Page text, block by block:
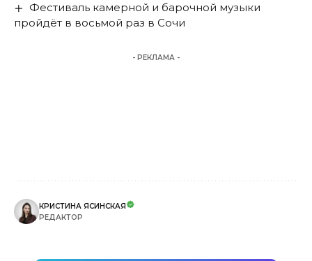
Фестиваль камерной и барочной музыки
пройдёт в восьмой раз в Сочи
- РЕКЛАМА -
КРИСТИНА ЯСИНСКАЯ
РЕДАКТОР